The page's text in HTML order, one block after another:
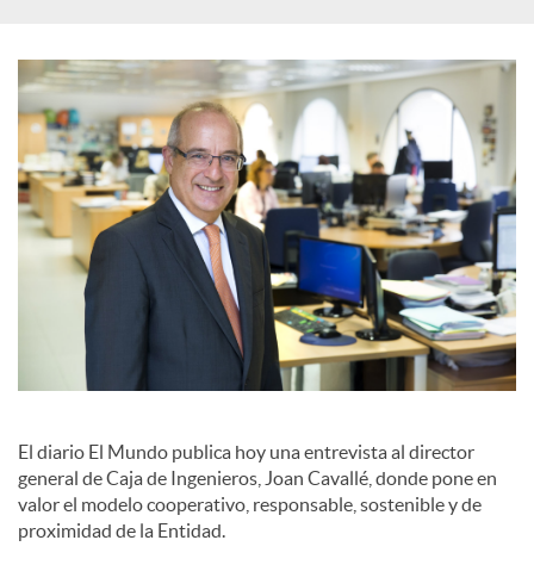
R
e
d
S
o
El diario El Mundo publica hoy una entrevista al director
general de Caja de Ingenieros, Joan Cavallé, donde pone en
valor el modelo cooperativo, responsable, sostenible y de
proximidad de la Entidad.